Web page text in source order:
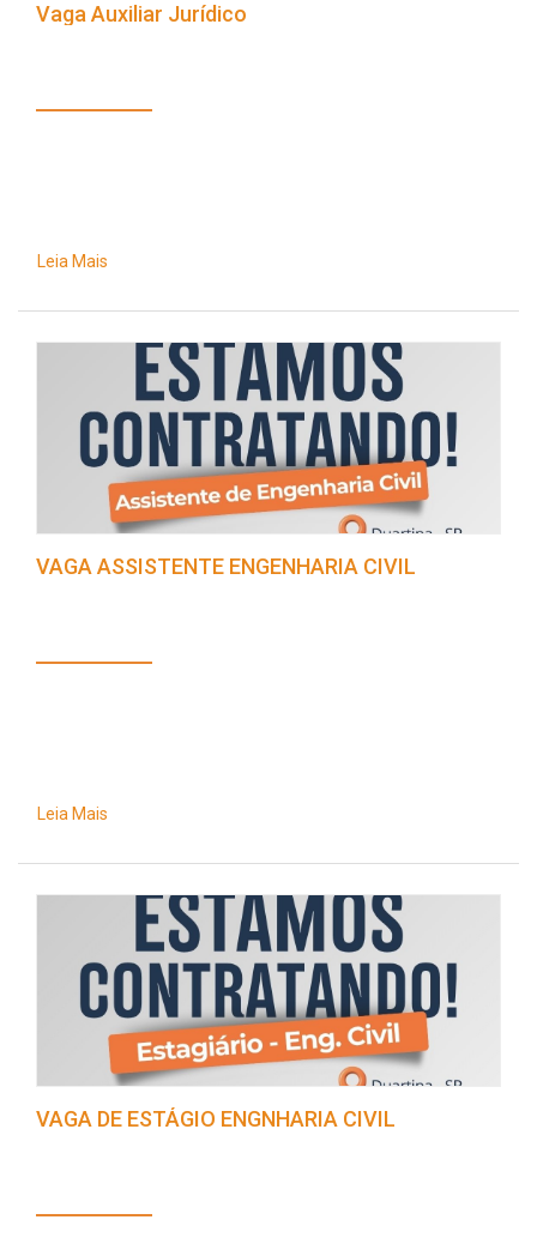
Vaga Auxiliar Jurídico
Leia Mais
VAGA ASSISTENTE ENGENHARIA CIVIL
Leia Mais
VAGA DE ESTÁGIO ENGNHARIA CIVIL